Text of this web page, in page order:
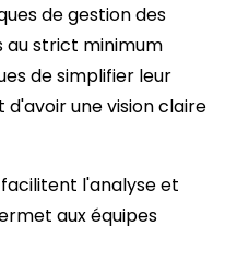
de gestion des
au strict minimum
de simplifier leur
une vision claire
l'analyse et
aux équipes